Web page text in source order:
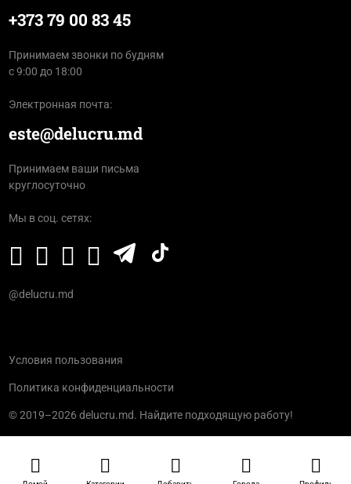
+373 79 00 83 45
Принимаем звонки по будням
с 9:00 до 18:00
Электронная почта:
este@delucru.md
Принимаем ваши письма
круглосуточно
Мы в соц. сетях:
@delucru.md
© 2019–2026 delucru.md. Найдите подходящую работу!
Условия пользования
Политика конфиденциальности